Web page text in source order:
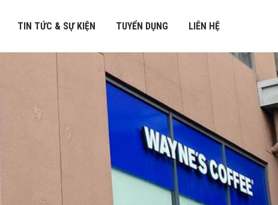
TIN TỨC & SỰ KIỆN TUYỂN DỤNG LIÊN HỆ